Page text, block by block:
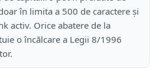
în limita a 500 de caractere și
activ. Orice abatere de la
o încălcare a Legii 8/1996